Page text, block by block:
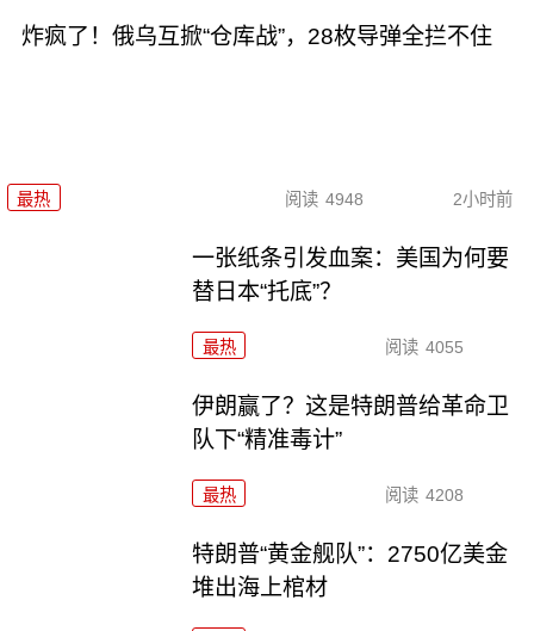
炸疯了！俄乌互掀“仓库战”，28枚导弹全拦不住
最热 阅读 4948 2小时前
一张纸条引发血案：美国为何要
替日本“托底”？
最热 阅读 4055
伊朗赢了？这是特朗普给革命卫
队下“精准毒计”
最热 阅读 4208
特朗普“黄金舰队”：2750亿美金
堆出海上棺材